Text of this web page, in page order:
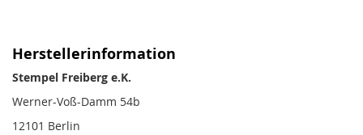
Herstellerinformation
Stempel Freiberg e.K.
Werner-Voß-Damm 54b
12101 Berlin